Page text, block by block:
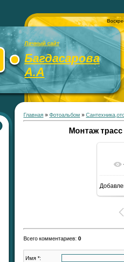
Личный сайт
Багдасарова
А.А
Главная » Фотоальбом »
Монтаж
Всего комментариев: 0
Имя *: